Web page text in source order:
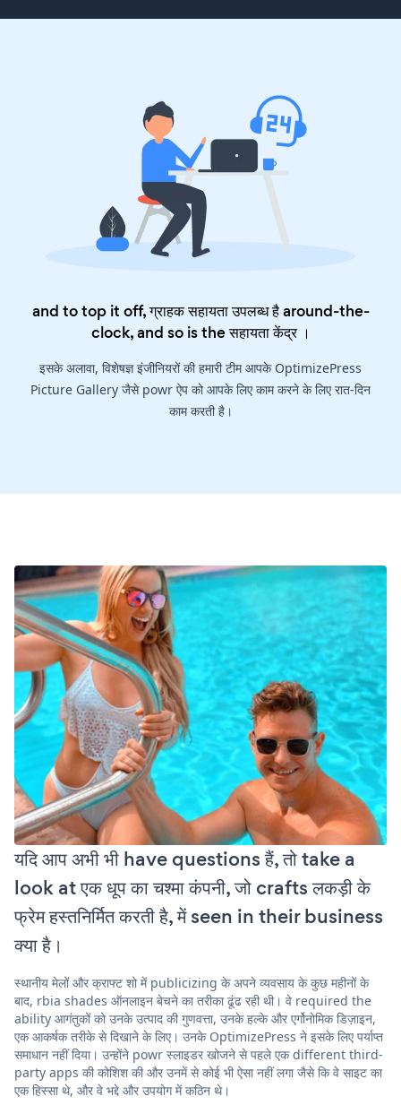
and to top it off, ग्राहक सहायता उपलब्ध है around-the-
clock, and so is theसहायता केंद्र।
इसके अलावा, विशेषज्ञ इंजीनियरों की हमारी टीम आपके OptimizePress
Picture Gallery जैसे powr ऐप को आपके लिए काम करने के लिए रात-दिन
काम करती है।
यदि आप अभी भी have questions हैं, तो take a
look at एक धूप का चश्मा कंपनी, जो crafts लकड़ी के
फ्रेम हस्तनिर्मित करती है, में seen in their business
क्या है।
स्थानीय मेलों और क्राफ्ट शो में publicizing के अपने व्यवसाय के कुछ महीनों के
बाद, rbia shades ऑनलाइन बेचने का तरीका ढूंढ रही थी। वे required the
ability आगंतुकों को उनके उत्पाद की गुणवत्ता, उनके हल्के और एर्गोनोमिक डिज़ाइन,
एक आकर्षक तरीके से दिखाने के लिए। उनके OptimizePress ने इसके लिए पर्याप्त
समाधान नहीं दिया। उन्होंने powr स्लाइडर खोजने से पहले एक different third-
party apps की कोशिश की और उनमें से कोई भी ऐसा नहीं लगा जैसे कि वे साइट का
एक हिस्सा थे, और वे भद्दे और उपयोग में कठिन थे।